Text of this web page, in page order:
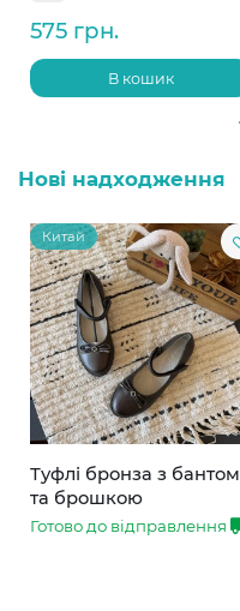
575 грн.
В кошик
Нові надходження
Китай
Туфлі бронза з бантом
та брошкою
Готово до відправлення